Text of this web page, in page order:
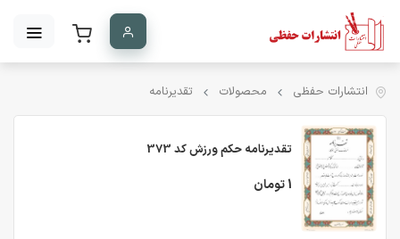
انتشارات حفظی محصولات تقدیرنامه
تقدیرنامه حکم ورزش کد 373
1 تومان